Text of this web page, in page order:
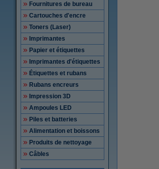
Fournitures de bureau
Cartouches d'encre
Toners (Laser)
Imprimantes
Papier et étiquettes
Imprimantes d'étiquettes
Étiquettes et rubans
Rubans encreurs
Impression 3D
Ampoules LED
Piles et batteries
Alimentation et boissons
Produits de nettoyage
Câbles